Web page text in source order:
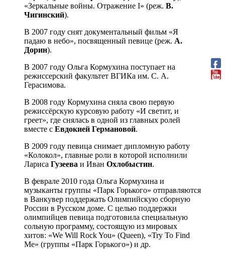
«Зеркальные войны. Отражение I» (реж. В.
Чигинский).
В 2007 году снят документальный фильм «Я
падаю в небо», посвященный певице (реж. А.
Дорин).
В 2007 году Ольга Кормухина поступает на
режиссерский факультет ВГИКа им. С. А.
Герасимова.
В 2008 году Кормухина сняла свою первую
режиссёрскую курсовую работу «И светит, и
греет», где снялась в одной из главных ролей
вместе с Евдокией Германовой.
В 2009 году певица снимает дипломную работу
«Колокол», главные роли в которой исполнили
Лариса Гузеева и Иван Охлобыстин.
В феврале 2010 года Ольга Кормухина и
музыканты группы «Парк Горького» отправляются
в Ванкувер поддержать Олимпийскую сборную
России в Русском доме. С целью поддержки
олимпийцев певица подготовила специальную
сольную программу, состоящую из мировых
хитов: «We Will Rock You» (Queen), «Try To Find
Me» (группы «Парк Горького») и др.